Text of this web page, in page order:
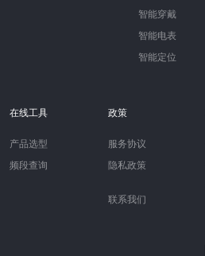
智能穿戴
智能电表
智能定位
在线工具
产品选型
频段查询
政策
服务协议
隐私政策
联系我们